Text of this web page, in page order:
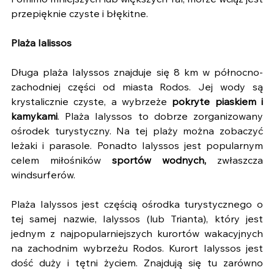
przepięknie czyste i błękitne.
Plaża Ialissos
Długa plaża Ialyssos znajduje się 8 km w północno-
zachodniej części od miasta Rodos. Jej wody są
krystalicznie czyste, a wybrzeże pokryte piaskiem i
kamykami. Plaża Ialyssos to dobrze zorganizowany
ośrodek turystyczny. Na tej plaży można zobaczyć
leżaki i parasole. Ponadto Ialyssos jest popularnym
celem miłośników sportów wodnych, zwłaszcza
windsurferów.
Plaża Ialyssos jest częścią ośrodka turystycznego o
tej samej nazwie, Ialyssos (lub Trianta), który jest
jednym z najpopularniejszych kurortów wakacyjnych
na zachodnim wybrzeżu Rodos. Kurort Ialyssos jest
dość duży i tętni życiem. Znajdują się tu zarówno